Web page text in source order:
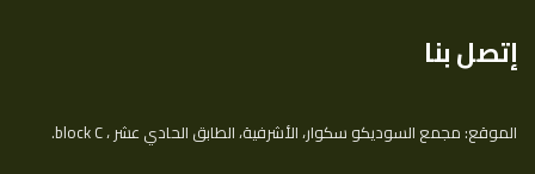
إتصل بنا
الموقع: مجمع السوديكو سكوار، الأشرفية، الطابق الحادي عشر ، block C.